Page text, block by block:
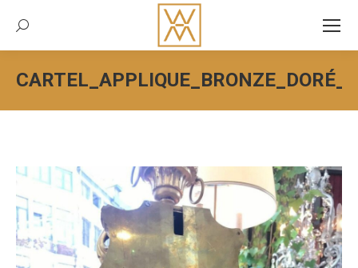
Recherche:
Vous êtes ici :